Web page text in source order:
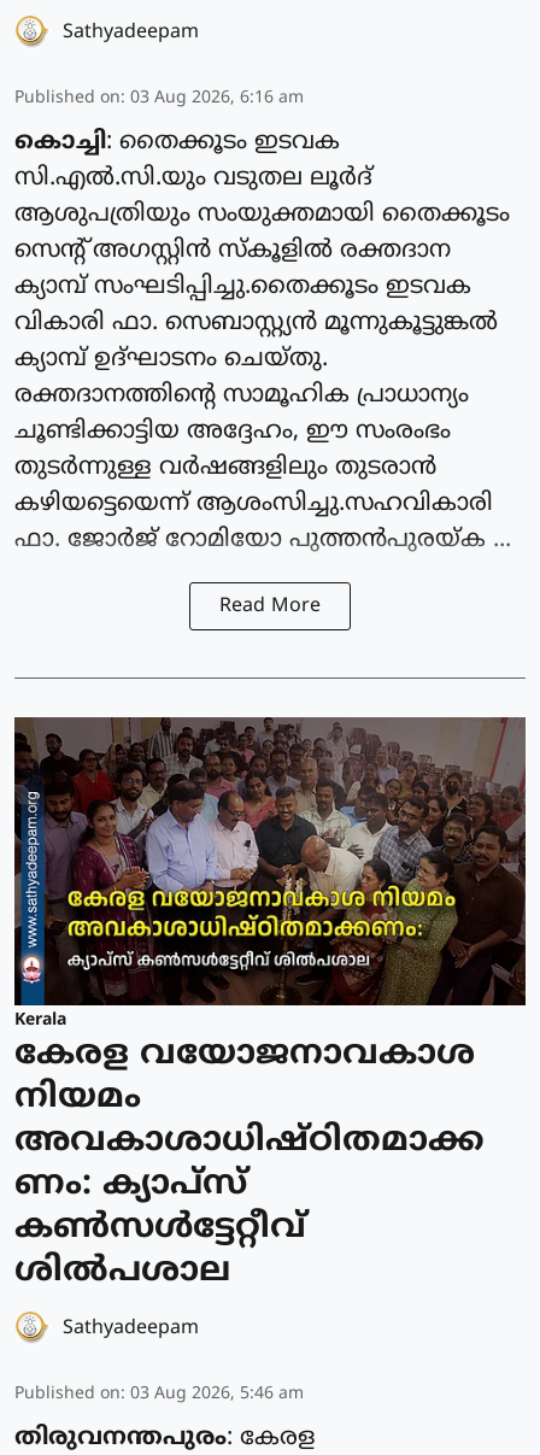
Sathyadeepam
Published on: 03 Aug 2026, 6:16 am
കൊച്ചി: തൈക്കൂടം ഇടവക
സി.എൽ.സി.യും വടുതല ലൂർദ്
ആശുപത്രിയും സംയുക്തമായി തൈക്കൂടം
സെന്റ് അഗസ്റ്റിൻ സ്കൂളിൽ രക്തദാന
ക്യാമ്പ് സംഘടിപ്പിച്ചു.തൈക്കൂടം ഇടവക
വികാരി ഫാ. സെബാസ്റ്റ്യൻ മൂന്നുകൂട്ടുങ്കൽ
ക്യാമ്പ് ഉദ്ഘാടനം ചെയ്തു.
രക്തദാനത്തിന്റെ സാമൂഹിക പ്രാധാന്യം
ചൂണ്ടിക്കാട്ടിയ അദ്ദേഹം, ഈ സംരംഭം
തുടർന്നുള്ള വർഷങ്ങളിലും തുടരാൻ
കഴിയട്ടെയെന്ന് ആശംസിച്ചു.സഹവികാരി
ഫാ. ജോർജ് റോമിയോ പുത്തൻപുരയ്ക ...
Read More
Kerala
കേരള വയോജനാവകാശ
നിയമം
അവകാശാധിഷ്ഠിതമാക്ക
ണം: ക്യാപ്സ്
കൺസൾട്ടേറ്റീവ്
ശിൽപശാല
Sathyadeepam
Published on: 03 Aug 2026, 5:46 am
തിരുവനന്തപുരം: കേരള